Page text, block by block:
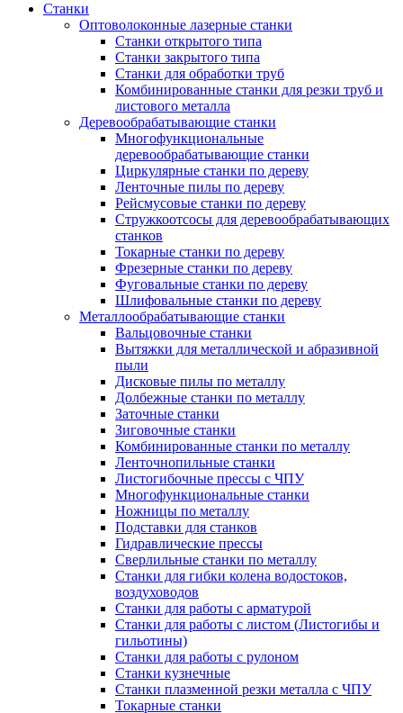
Станки
Оптоволоконные лазерные станки
Станки открытого типа
Станки закрытого типа
Станки для обработки труб
Комбинированные станки для резки труб и
листового металла
Деревообрабатывающие станки
Многофункциональные
деревообрабатывающие станки
Циркулярные станки по дереву
Ленточные пилы по дереву
Рейсмусовые станки по дереву
Стружкоотсосы для деревообрабатывающих
станков
Токарные станки по дереву
Фрезерные станки по дереву
Фуговальные станки по дереву
Шлифовальные станки по дереву
Металлообрабатывающие станки
Вальцовочные станки
Вытяжки для металлической и абразивной
пыли
Дисковые пилы по металлу
Долбежные станки по металлу
Заточные станки
Зиговочные станки
Комбинированные станки по металлу
Ленточнопильные станки
Листогибочные прессы с ЧПУ
Многофункциональные станки
Ножницы по металлу
Подставки для станков
Гидравлические прессы
Сверлильные станки по металлу
Станки для гибки колена водостоков,
воздуховодов
Станки для работы с арматурой
Станки для работы с листом (Листогибы и
гильотины)
Станки для работы с рулоном
Станки кузнечные
Станки плазменной резки металла с ЧПУ
Токарные станки